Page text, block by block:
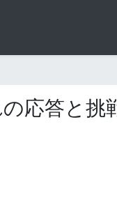
応答と挑